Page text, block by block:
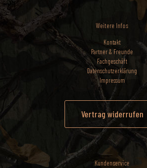
Weitere Infos
Kontakt
Partner & Freunde
Fachgeschäft
Datenschutzerklärung
Impressum
Vertrag widerrufen
Kundenservice